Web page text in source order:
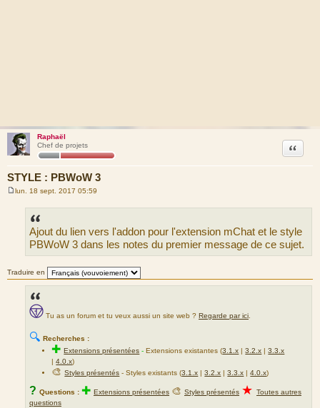
Raphaël
Chef de projets
STYLE : PBWoW 3
Citation
lun. 18 sept. 2017 05:59
Ajout du lien vers l'addon pour l'extension mChat et le style
PBWoW 3 dans les notes du premier message de ce sujet.
Traduire en
Tu as un forum et tu veux aussi un site web ? Regarde par ici
🔍 Recherches :
✚Extensions présentées -Extensions existantes (3.1.x |3.2.x |3.3.x
|4.0.x)
🎨Styles présentés - Styles existants (3.1.x |3.2.x |3.3.x |4.0.x)
? Questions : ✚ Extensions présentées 🎨 Styles présentés ★ Toutes autres
questions